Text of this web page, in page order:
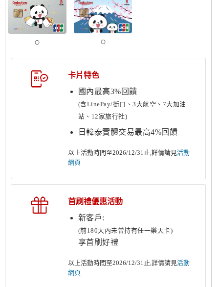
卡片特色
國內最高3%回饋
(含LinePay/街口、3大航空、7大加油
站、12家旅行社)
日韓泰實體交易最高4%回饋
以上活動時間至2026/12/31止,詳情請見活動
網頁
首刷禮優惠活動
新客戶:
(前180天內未曾持有任一樂天卡)
享首刷好禮
以上活動時間至2026/12/31止,詳情請見活動
網頁